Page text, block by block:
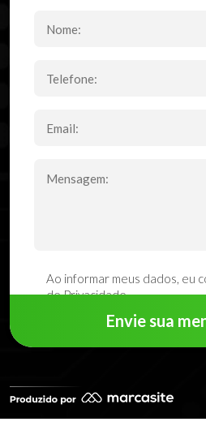
Ao informar meus dados, eu
de Privacidade